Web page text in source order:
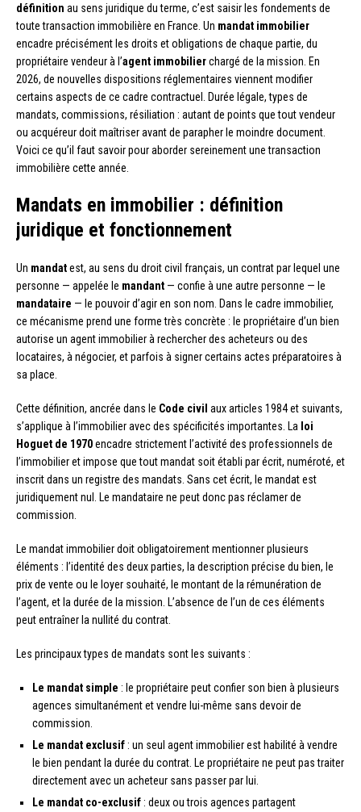
définition au sens juridique du terme, c’est saisir les fondements de
toute transaction immobilière en France. Un mandat immobilier
encadre précisément les droits et obligations de chaque partie, du
propriétaire vendeur à l’agent immobilierchargé de la mission. En
2026, de nouvelles dispositions réglementaires viennent modifier
certains aspects de ce cadre contractuel. Durée légale, types de
mandats, commissions, résiliation : autant de points que tout vendeur
ou acquéreur doit maîtriser avant de parapher le moindre document.
Voici ce qu’il faut savoir pour aborder sereinement une transaction
immobilière cette année.
Mandats en immobilier : définition
juridique et fonctionnement
Un mandatest, au sens du droit civil français, un contrat par lequel une
personne — appelée le mandant — confie à une autre personne — le
mandataire — le pouvoir d’agir en son nom. Dans le cadre immobilier,
ce mécanisme prend une forme très concrète : le propriétaire d’un bien
autorise un agent immobilier à rechercher des acheteurs ou des
locataires, à négocier, et parfois à signer certains actes préparatoires à
sa place.
Cette définition, ancrée dans le Code civil aux articles 1984 et suivants,
s’applique à l’immobilier avec des spécificités importantes. La loi
Hoguet de 1970encadre strictement l’activité des professionnels de
l’immobilier et impose que tout mandat soit établi par écrit, numéroté, et
inscrit dans un registre des mandats. Sans cet écrit, le mandat est
juridiquement nul. Le mandataire ne peut donc pas réclamer de
commission.
Le mandat immobilier doit obligatoirement mentionner plusieurs
éléments : l’identité des deux parties, la description précise du bien, le
prix de vente ou le loyer souhaité, le montant de la rémunération de
l’agent, et la durée de la mission. L’absence de l’un de ces éléments
peut entraîner la nullité du contrat.
Les principaux types de mandats sont les suivants :
Le mandat simple : le propriétaire peut confier son bien à plusieurs
agences simultanément et vendre lui-même sans devoir de
commission.
Le mandat exclusif : un seul agent immobilier est habilité à vendre
le bien pendant la durée du contrat. Le propriétaire ne peut pas traiter
directement avec un acheteur sans passer par lui.
Le mandat co-exclusif : deux ou trois agences partagent